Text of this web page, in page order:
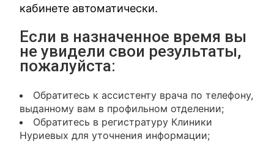
кабинете автоматически.
Если в назначенное время вы
не увидели свои результаты,
пожалуйста:
Обратитесь к ассистенту врача по телефону,
выданному вам в профильном отделении;
Обратитесь в регистратуру Клиники
Нуриевых для уточнения информации;